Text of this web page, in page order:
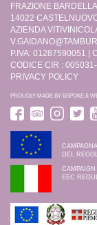
FRAZIONE
14022
AZIENDA
P.IVA: 01287590051 |
CODICE CIR :
PRIVACY POLICY
PROUDLY MADE BY BSPOKE &
DEL
EEC